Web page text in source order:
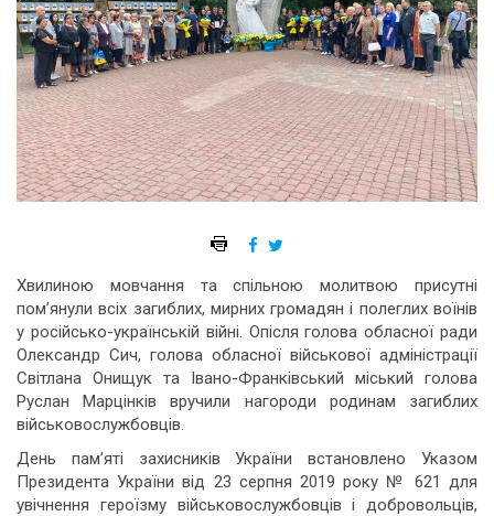
Хвилиною мовчання та спільною молитвою присутні
пом’янули всіх загиблих, мирних громадян і полеглих воїнів
у російсько-українській війні. Опісля голова обласної ради
Олександр Сич, голова обласної військової адміністрації
Світлана Онищук та Івано-Франківський міський голова
Руслан Марцінків вручили нагороди родинам загиблих
військовослужбовців.
День пам’яті захисників України встановлено Указом
Президента України від 23 серпня 2019 року № 621 для
увічнення героїзму військовослужбовців і добровольців,